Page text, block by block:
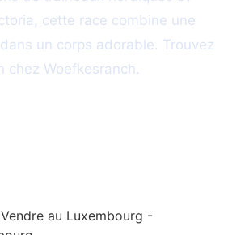
cette race combine une
un corps adorable. Trouvez
chez Woefkesranch.